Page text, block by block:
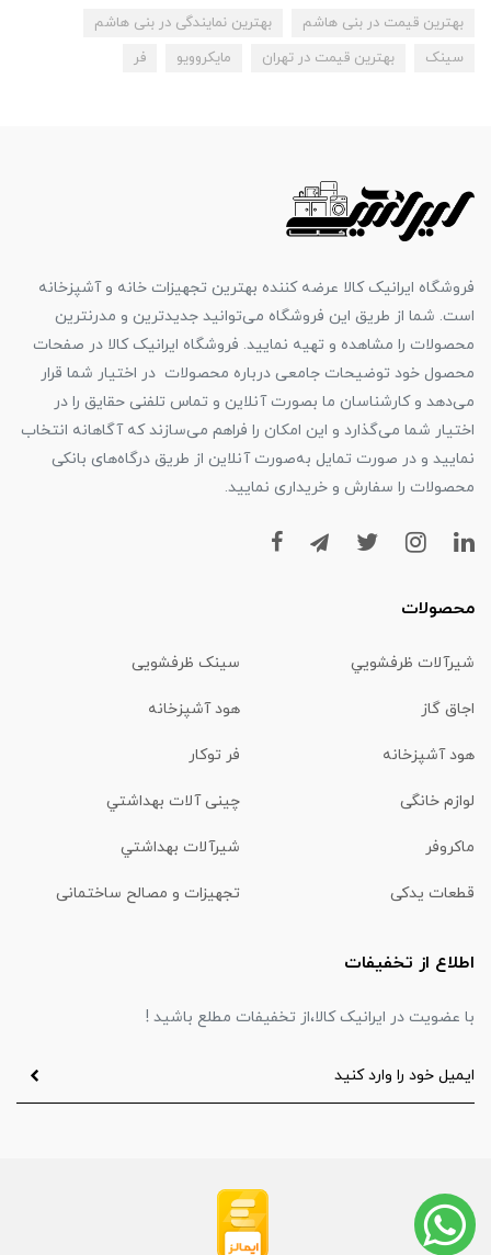
بهترین قیمت در بنی هاشم
بهترین نمایندگی در بنی هاشم
سینک
بهترین قیمت در تهران مایکروویو فر
فروشگاه ایرانیک کالا عرضه کننده بهترین تجهیزات خانه و آشپزخانه
است. شما از طریق این فروشگاه می‌توانید جدیدترین و مدرنترین
محصولات را مشاهده و تهیه نمایید. فروشگاه ایرانیک کالا در صفحات
محصول خود توضیحات جامعی درباره محصولات در اختیار شما قرار
می‌دهد و کارشناسان ما بصورت آنلاین و تماس تلفنی حقایق را در
اختیار شما می‌گذارد و این امکان را فراهم می‌سازند که آگاهانه انتخاب
نمایید و در صورت تمایل به‌صورت آنلاین از طریق درگاه‌های بانکی
محصولات را سفارش و خریداری نمایید.
محصولات
شیرآلات ظرفشويي سینک ظرفشویی
اجاق گاز هود آشپزخانه
هود آشپزخانه فر توکار
لوازم خانگی چینی آلات بهداشتي
ماكروفر شیرآلات بهداشتي
قطعات یدکی تجهیزات و مصالح ساختمانی
اطلاع از تخفیفات
با عضویت در ایرانیک کالا،از تخفیفات مطلع باشید !